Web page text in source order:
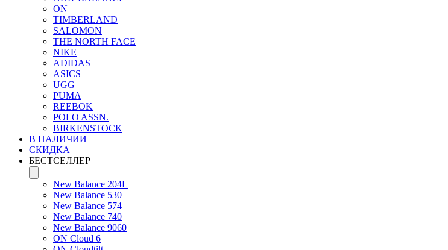
ON
TIMBERLAND
SALOMON
THE NORTH FACE
NIKE
ADIDAS
ASICS
UGG
PUMA
REEBOK
POLO ASSN.
BIRKENSTOCK
В НАЛИЧИИ
СКИДКА
БЕСТСЕЛЛЕР
New Balance 204L
New Balance 530
New Balance 574
New Balance 740
New Balance 9060
ON Cloud 6